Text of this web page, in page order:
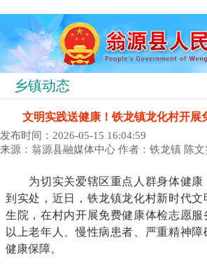
乡镇动态
文明实践送健康！铁龙镇龙化村开展
发布时间：2026-05-15 16:04:59
来源：翁源县融媒体中心 作者：铁龙镇 陈文
为切实关爱辖区重点人群身体健康
到实处，近日，铁龙镇龙化村新时代
生院，在村内开展免费健康体检志愿服
以上老年人、慢性病患者、严重精神
健康保障。